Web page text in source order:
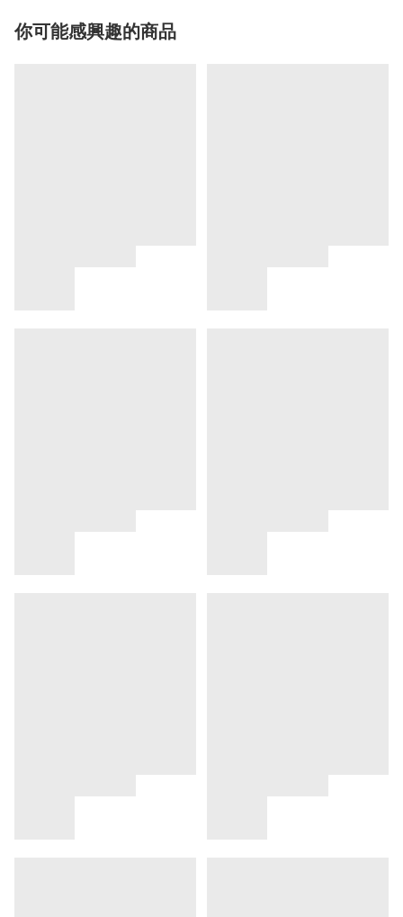
你可能感興趣的商品